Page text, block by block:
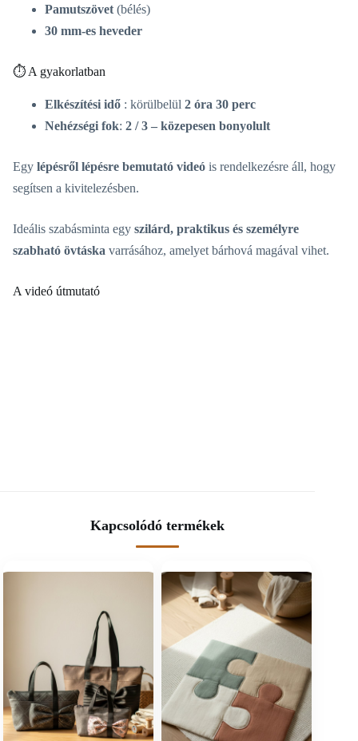
Pamutszövet (bélés)
30 mm-es heveder
⏱️ A gyakorlatban
Elkészítési idő : körülbelül 2 óra 30 perc
Nehézségi fok: 2 / 3 – közepesen bonyolult
Egy lépésről lépésre bemutató videó is rendelkezésre áll, hogy
segítsen a kivitelezésben.
Ideális szabásminta egy szilárd, praktikus és személyre
szabható övtáska varrásához, amelyet bárhová magával vihet.
A videó útmutató
Kapcsolódó termékek